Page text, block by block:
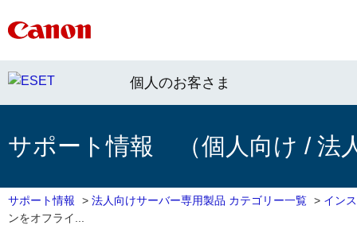
個人のお客さま
サポート情報 （個人向け / 法
サポート情報 > 法人向けサーバー専用製品 カテゴリー一覧 > イン
ンをオフライ...